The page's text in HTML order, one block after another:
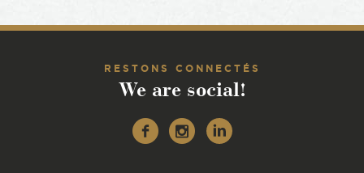
RESTONS CONNECTÉS
We are social!